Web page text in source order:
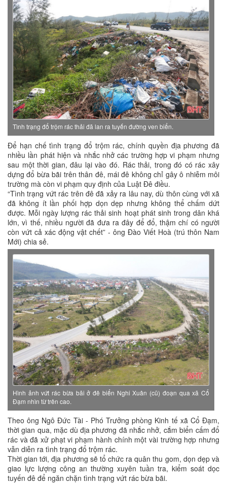
Tình trạng đổ trộm rác thải đã lan ra tuyến đường ven biển.
Để hạn chế tình trạng đổ trộm rác, chính quyền địa phương đã
nhiều lần phát hiện và nhắc nhở các trường hợp vi phạm nhưng
sau một thời gian, đâu lại vào đó. Rác thải, trong đó có rác xây
dựng đổ bừa bãi trên thân đê, mái đê không chỉ gây ô nhiễm môi
trường mà còn vi phạm quy định của Luật Đê điều.
“Tình trạng vứt rác trên đê đã xảy ra lâu nay, dù thôn cùng với xã
đã không ít lần phối hợp dọn dẹp nhưng không thể chấm dứt
được. Mỗi ngày lượng rác thải sinh hoạt phát sinh trong dân khá
lớn, vì thế, nhiều người đã đưa ra đây để đổ, thậm chí có người
còn vứt cả xác động vật chết” - ông Đào Viết Hoà (trú thôn Nam
Mới) chia sẻ.
Hình ảnh vứt rác bừa bãi ở đê biển Nghi Xuân (cũ) đoạn qua xã Cổ
Đạm nhìn từ trên cao.
Theo ông Ngô Đức Tài - Phó Trưởng phòng Kinh tế xã Cổ Đạm,
thời gian qua, mặc dù địa phương đã nhắc nhở, cắm biển cấm đổ
rác và đã xử phạt vi phạm hành chính một vài trường hợp nhưng
vẫn diễn ra tình trạng đổ trộm rác.
Thời gian tới, địa phương sẽ tổ chức ra quân thu gom, dọn dẹp và
giao lực lượng công an thường xuyên tuần tra, kiểm soát dọc
tuyến đê để ngăn chặn tình trạng vứt rác bừa bãi.